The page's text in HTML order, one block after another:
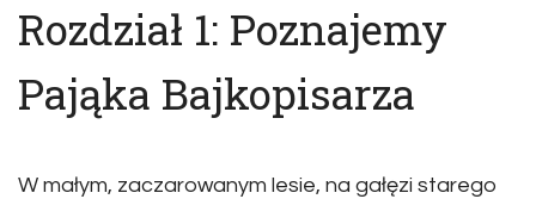
Rozdział 1: Poznajemy
Pająka Bajkopisarza
W małym, zaczarowanym lesie, na gałęzi starego